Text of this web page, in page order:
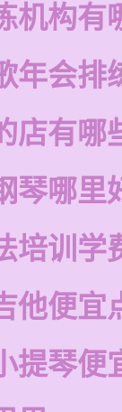
机构有
年会排
店有哪
琴哪里
培训学
他便宜
提琴便